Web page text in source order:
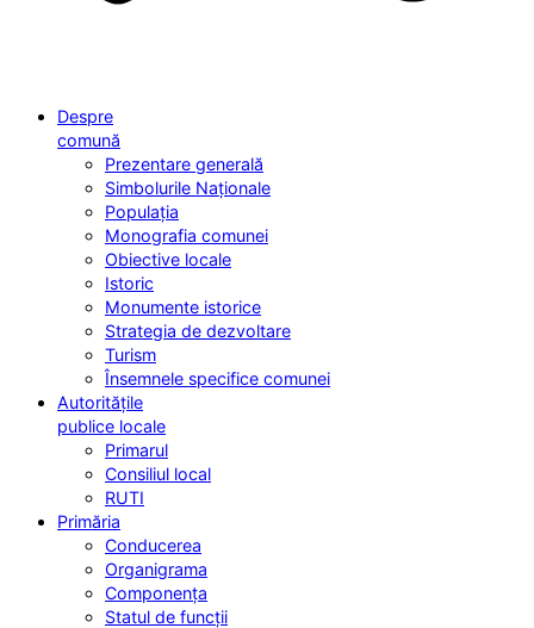
Despre
comună
Prezentare generală
Simbolurile Naționale
Populația
Monografia comunei
Obiective locale
Istoric
Monumente istorice
Strategia de dezvoltare
Turism
Însemnele specifice comunei
Autoritățile
publice locale
Primarul
Consiliul local
RUTI
Primăria
Conducerea
Organigrama
Componența
Statul de funcții